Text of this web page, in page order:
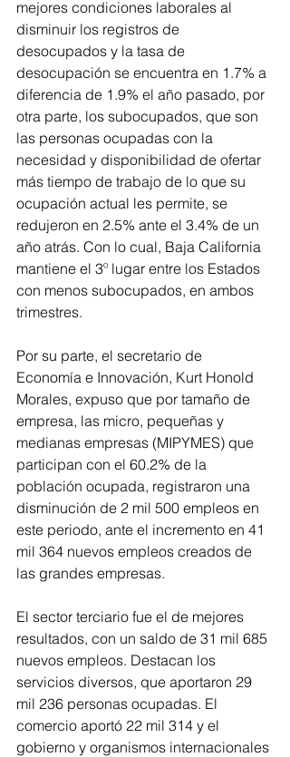
mejores condiciones laborales al
disminuir los registros de
desocupados y la tasa de
desocupación se encuentra en 1.7% a
diferencia de 1.9% el año pasado, por
otra parte, los subocupados, que son
las personas ocupadas con la
necesidad y disponibilidad de ofertar
más tiempo de trabajo de lo que su
ocupación actual les permite, se
redujeron en 2.5% ante el 3.4% de un
año atrás. Con lo cual, Baja California
mantiene el 3º lugar entre los Estados
con menos subocupados, en ambos
trimestres.
Por su parte, el secretario de
Economía e Innovación, Kurt Honold
Morales, expuso que por tamaño de
empresa, las micro, pequeñas y
medianas empresas (MIPYMES) que
participan con el 60.2% de la
población ocupada, registraron una
disminución de 2 mil 500 empleos en
este periodo, ante el incremento en 41
mil 364 nuevos empleos creados de
las grandes empresas.
El sector terciario fue el de mejores
resultados, con un saldo de 31 mil 685
nuevos empleos. Destacan los
servicios diversos, que aportaron 29
mil 236 personas ocupadas. El
comercio aportó 22 mil 314 y el
gobierno y organismos internacionales